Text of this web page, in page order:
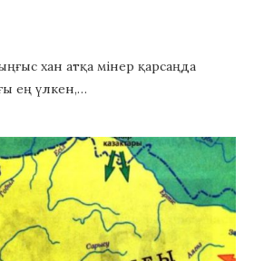
хан атқа мінер қарсаңда
ең үлкен,…